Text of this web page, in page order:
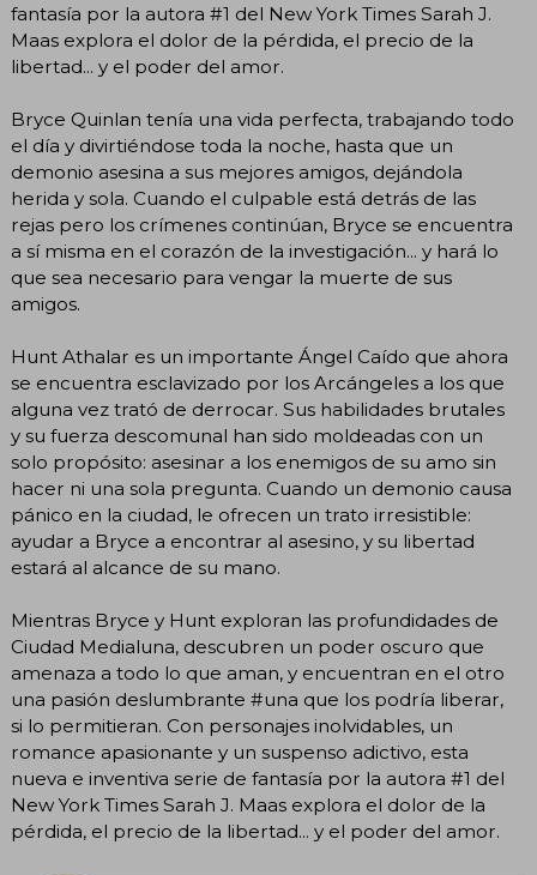
fantasía por la autora #1 del New York Times Sarah J.
Maas explora el dolor de la pérdida, el precio de la
libertad... y el poder del amor.
Bryce Quinlan tenía una vida perfecta, trabajando todo
el día y divirtiéndose toda la noche, hasta que un
demonio asesina a sus mejores amigos, dejándola
herida y sola. Cuando el culpable está detrás de las
rejas pero los crímenes continúan, Bryce se encuentra
a sí misma en el corazón de la investigación... y hará lo
que sea necesario para vengar la muerte de sus
amigos.
Hunt Athalar es un importante Ángel Caído que ahora
se encuentra esclavizado por los Arcángeles a los que
alguna vez trató de derrocar. Sus habilidades brutales
y su fuerza descomunal han sido moldeadas con un
solo propósito: asesinar a los enemigos de su amo sin
hacer ni una sola pregunta. Cuando un demonio causa
pánico en la ciudad, le ofrecen un trato irresistible:
ayudar a Bryce a encontrar al asesino, y su libertad
estará al alcance de su mano.
Mientras Bryce y Hunt exploran las profundidades de
Ciudad Medialuna, descubren un poder oscuro que
amenaza a todo lo que aman, y encuentran en el otro
una pasión deslumbrante #una que los podría liberar,
si lo permitieran. Con personajes inolvidables, un
romance apasionante y un suspenso adictivo, esta
nueva e inventiva serie de fantasía por la autora #1 del
New York Times Sarah J. Maas explora el dolor de la
pérdida, el precio de la libertad... y el poder del amor.